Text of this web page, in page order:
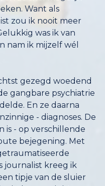
gezegd woedend
gangbare psychiatrie
En ze daarna
- diagnoses. De
is - op verschillende
bejegening. Met
getraumatiseerde
journalist kreeg ik
tipje van de sluier
om er juist zo